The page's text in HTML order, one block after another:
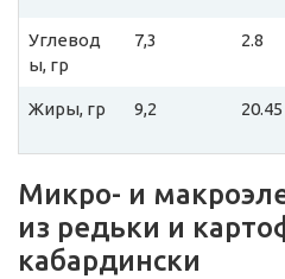
Углевод
ы, гр
7,3 2.8
Жиры, гр 9,2 20.45
Микро- и
из редьки и
кабардински